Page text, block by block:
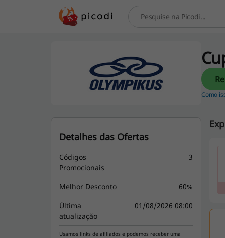
Procurar
Como
Detalhes das Ofertas
Códigos
Promocionais
3
Melhor Desconto
60%
Última
atualização
01/08/2026 08:00
Usamos links de afiliados e podemos receber uma